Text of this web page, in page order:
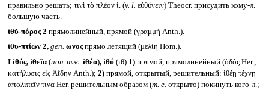
правильно решать; τινὶ τὸ πλέον ἰ. (v. l. εὐθύνειν) Theocr. присудить кому-л.
большую часть.
ἰθῠ-πόρος 2 прямолинейный, прямой (γραμμή Anth.).
ἰθυ-πτίων 2, gen. ωνοςпрямо летящий (μελίη Hom.).
I ἰθύς, ἰθεῖα(ион. тж. ἰθέα), ἰθύ(ῑθ) 1)прямой, прямолинейный (ὁδός Her.;
κατήλυσις εἰς Ἀΐδην Anth.); 2)прямой, открытый, решительный: ἰθέῃ τέχνῃ
ἀπολιπεῖν τινα Her. решительным образом (т. е. открыто) покинуть кого-л.;